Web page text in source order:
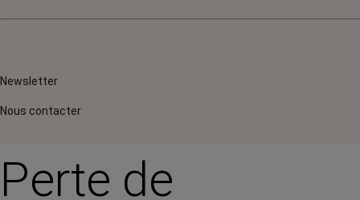
Newsletter
Nous contacter
Perte de